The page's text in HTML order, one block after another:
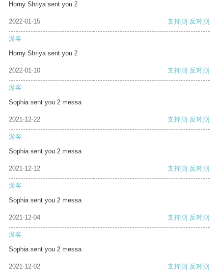
Horny Shriya sent you 2
2022-01-15 支持[0] 反对[0]
游客
Horny Shriya sent you 2
2022-01-10 支持[0] 反对[0]
游客
Sophia sent you 2 messa
2021-12-22 支持[0] 反对[0]
游客
Sophia sent you 2 messa
2021-12-12 支持[0] 反对[0]
游客
Sophia sent you 2 messa
2021-12-04 支持[0] 反对[0]
游客
Sophia sent you 2 messa
2021-12-02 支持[0] 反对[0]